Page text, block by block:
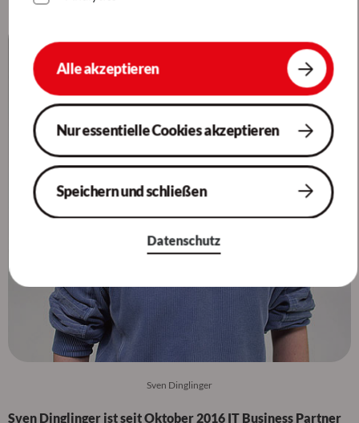
Sven Dinglinger
Sven Dinglinger ist seit Oktober 2016 IT Business Partner
Alle akzeptieren
Nur essentielle Cookies akzeptieren
Speichern und schließen
Datenschutz